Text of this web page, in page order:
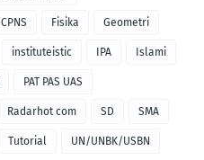
CPNS Fisika Geometri
instituteistic IPA Islami
PAT PAS UAS
Radarhot com SD SMA
Tutorial UN/UNBK/USBN